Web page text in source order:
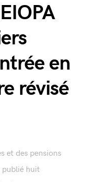
en
révisé
et des pensions
publié huit